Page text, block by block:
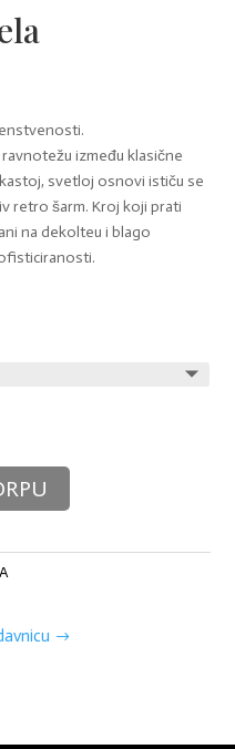
između klasične
svetloj osnovi ističu se
retro šarm. Kroj koji prati
na dekolteu i blago